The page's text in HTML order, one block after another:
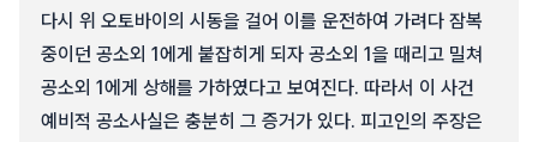
다시 위 오토바이의 시동을 걸어 이를 운전하여 가려다 잠복
중이던 공소외 1에게 붙잡히게 되자 공소외 1을 때리고 밀쳐
공소외 1에게 상해를 가하였다고 보여진다. 따라서 이 사건
예비적 공소사실은 충분히 그 증거가 있다. 피고인의 주장은